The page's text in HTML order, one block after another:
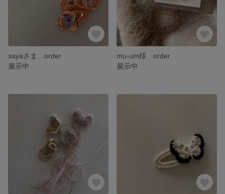
sayaさま order
展示中
mu-um様 order
展示中